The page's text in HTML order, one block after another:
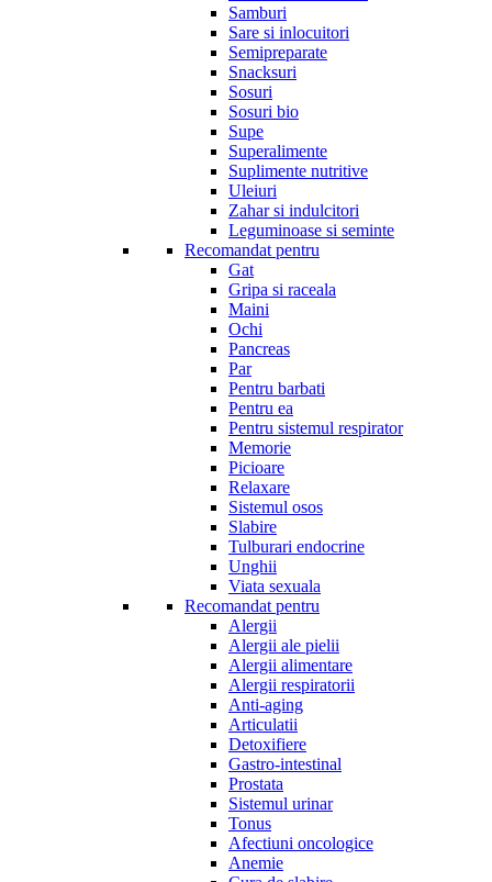
Samburi
Sare si inlocuitori
Semipreparate
Snacksuri
Sosuri
Sosuri bio
Supe
Superalimente
Suplimente nutritive
Uleiuri
Zahar si indulcitori
Leguminoase si seminte
Recomandat pentru
Gat
Gripa si raceala
Maini
Ochi
Pancreas
Par
Pentru barbati
Pentru ea
Pentru sistemul respirator
Memorie
Picioare
Relaxare
Sistemul osos
Slabire
Tulburari endocrine
Unghii
Viata sexuala
Recomandat pentru
Alergii
Alergii ale pielii
Alergii alimentare
Alergii respiratorii
Anti-aging
Articulatii
Detoxifiere
Gastro-intestinal
Prostata
Sistemul urinar
Tonus
Afectiuni oncologice
Anemie